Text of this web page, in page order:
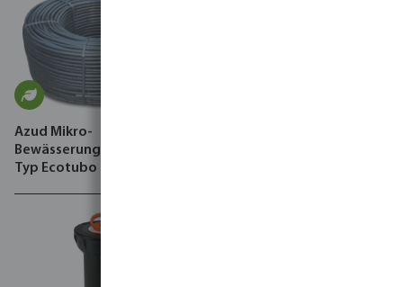
Azud Mikro-
Bewässerungsschlauch PE
Typ Ecotubo